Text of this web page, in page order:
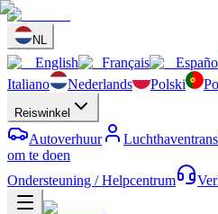
NL
English Français
Italiano
Nederlands Polski
Reiswinkel
Autoverhuur
om te doen
Ondersteuning / Helpcentrum